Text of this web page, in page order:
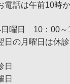
電話は午前10時
日曜日 10：00～
の月曜日は休診
日
日